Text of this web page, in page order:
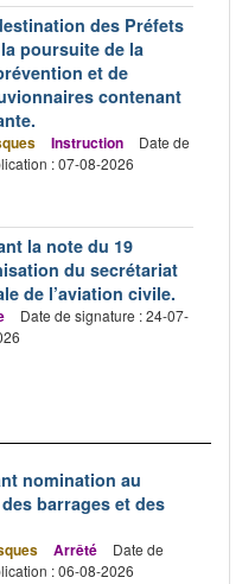
des Préfets
poursuite de la
et de
contenant
Instruction
Date de
: 07-08-2026
la note du 19
du secrétariat
de l’aviation civile.
Date de signature : 24-07-
nomination au
barrages et des
Arrêté
Date de
: 06-08-2026